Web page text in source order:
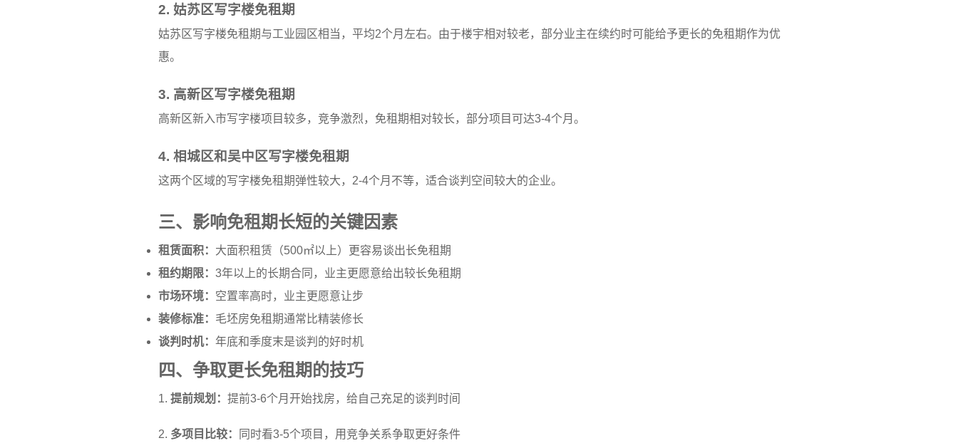
2. 姑苏区写字楼免租期
姑苏区写字楼免租期与工业园区相当，平均2个月左右。由于楼宇相对较老，部分业主在续约时可能给予更长的免租期作为优
惠。
3. 高新区写字楼免租期
高新区新入市写字楼项目较多，竞争激烈，免租期相对较长，部分项目可达3-4个月。
4. 相城区和吴中区写字楼免租期
这两个区域的写字楼免租期弹性较大，2-4个月不等，适合谈判空间较大的企业。
三、影响免租期长短的关键因素
租赁面积： 大面积租赁（500㎡以上）更容易谈出长免租期
租约期限： 3年以上的长期合同，业主更愿意给出较长免租期
市场环境： 空置率高时，业主更愿意让步
装修标准： 毛坯房免租期通常比精装修长
谈判时机： 年底和季度末是谈判的好时机
四、争取更长免租期的技巧
1. 提前规划： 提前3-6个月开始找房，给自己充足的谈判时间
2. 多项目比较： 同时看3-5个项目，用竞争关系争取更好条件